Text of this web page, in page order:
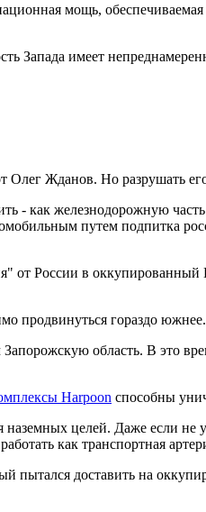
мощь,
имеет
Олег Жданов. Но разрушать
- как железнодорожную
путем подпитка
от России в
продвинуться гораздо южнее.
область. В это
Harpoon способны
целей. Даже если не
как транспортная
пытался доставить на